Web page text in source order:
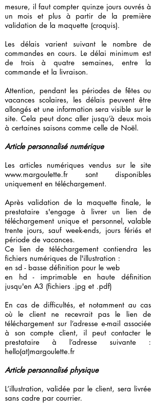
mesure, il faut compter quinze jours ouvrés à
un mois et plus à partir de la première
validation de la maquette (croquis).
Les délais varient suivant le nombre de
commandes en cours. Le délai minimum est
de trois à quatre semaines, entre la
commande et la livraison.
Attention, pendant les périodes de fêtes ou
vacances scolaires, les délais peuvent être
allongés et une information sera visible sur le
site. Cela peut donc aller jusqu’à deux mois
à certaines saisons comme celle de Noël.
Article personnalisé numérique
Les articles numériques vendus sur le site
www.margoulette.fr sont disponibles
uniquement en téléchargement.
Après validation de la maquette finale, le
prestataire s'engage à livrer un lien de
téléchargement unique et personnel, valable
trente jours, sauf week-ends, jours fériés et
période de vacances.
Ce lien de téléchargement contiendra les
fichiers numériques de l'illustration :
en sd - basse définition pour le web
en hd - imprimable en haute définition
jusqu'en A3 (fichiers .jpg et .pdf)
En cas de difficultés, et notamment au cas
où le client ne recevrait pas le lien de
téléchargement sur l’adresse e-mail associée
à son compte client, il peut contacter le
prestataire à l’adresse suivante :
hello(at)margoulette.fr
Article personnalisé physique
L’illustration, validée par le client, sera livrée
sans cadre par courrier.